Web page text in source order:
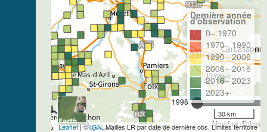
1998
Nombre
Dernière année
d'observation
0– 1970
1970– 1990
1990– 2006
2006– 2016
2016– 2023
2023+
30 km
Leaflet| ©IGN, Mailles LR par date de dernière obs, Limites territoire